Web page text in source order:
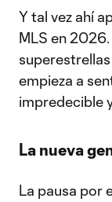
Y tal vez ahí
MLS en
empieza a
impredecible
La nueva
La pausa por